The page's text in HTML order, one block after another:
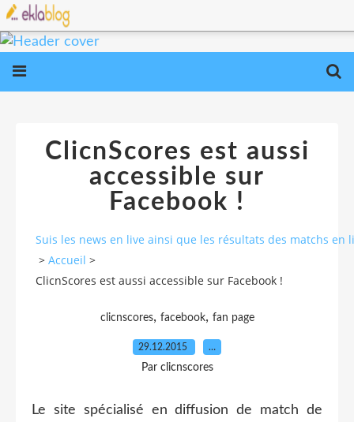
ClicnScores est aussi
accessible sur
Facebook !
Suis les news en live ainsi que les résultats des matchs
> Accueil >
ClicnScores est aussi accessible sur Facebook !
clicnscores, facebook, fan page
29.12.2015 …
Par clicnscores
Le site spécialisé en diffusion de match de